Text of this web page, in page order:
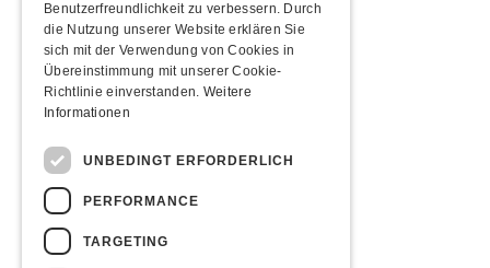
Übernachten
Jugendherberge Solothurn (inkl. Rabatt)
Hotel Kreuz Solothurn
H4 Hotel
Weitere Unterkünfte
Essenstipps
Pier 11
Restaurant Kreuz
Pittaria
Benutzerfreundlichkeit zu verbessern. Durch
die Nutzung unserer Website erklären Sie
sich mit der Verwendung von Cookies in
Übereinstimmung mit unserer Cookie-
Richtlinie einverstanden. Weitere
Informationen
UNBEDINGT ERFORDERLICH
PERFORMANCE
TARGETING